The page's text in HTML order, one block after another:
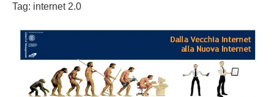
Tag: internet 2.0